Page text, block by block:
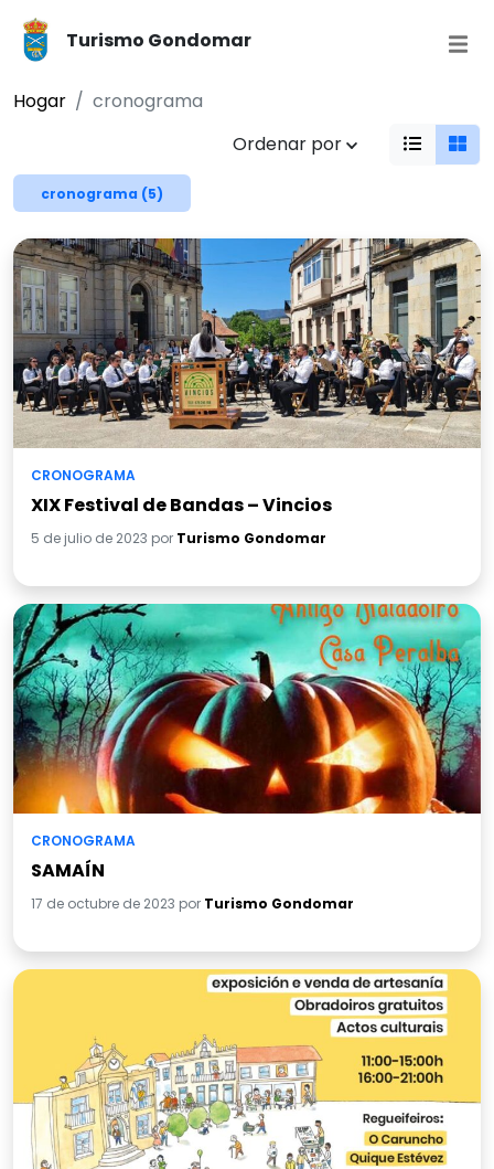
Turismo Gondomar
Hogar
cronograma
Ordenar por
cronograma (5)
CRONOGRAMA
XIX Festival de Bandas – Vincios
5 de julio de 2023 por Turismo Gondomar
CRONOGRAMA
SAMAÍN
17 de octubre de 2023 por Turismo Gondomar